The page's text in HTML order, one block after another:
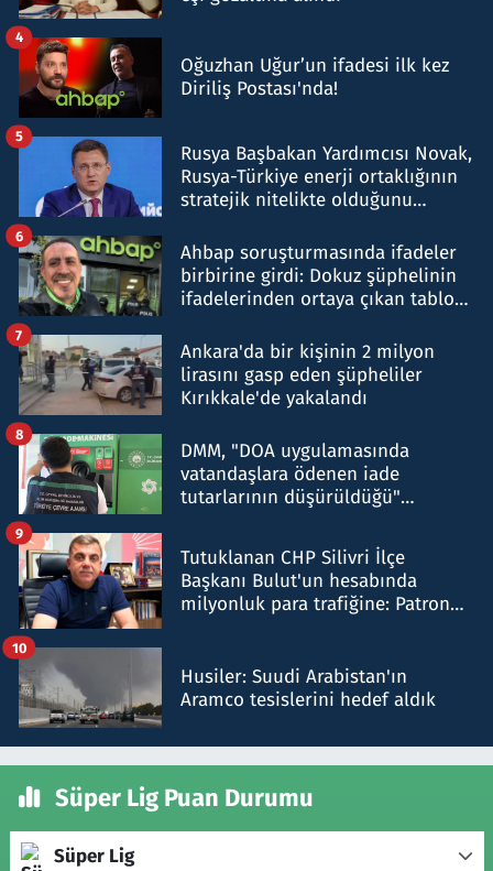
Oğuzhan Uğur’un ifadesi ilk kez
Diriliş Postası'nda!
4
Rusya Başbakan Yardımcısı Novak,
Rusya-Türkiye enerji ortaklığının
stratejik nitelikte olduğunu
5
Ahbap soruşturmasında ifadeler
birbirine girdi: Dokuz şüphelinin
ifadelerinden ortaya çıkan tablo
6
Ankara'da bir kişinin 2 milyon
lirasını gasp eden şüpheliler
Kırıkkale'de yakalandı
7
DMM, "DOA uygulamasında
vatandaşlara ödenen iade
tutarlarının düşürüldüğü"
8
Tutuklanan CHP Silivri İlçe
Başkanı Bulut'un hesabında
milyonluk para trafiğine: Patron
9
Husiler: Suudi Arabistan'ın
Aramco tesislerini hedef aldık
10
Süper Lig Puan Durumu
Süper Lig